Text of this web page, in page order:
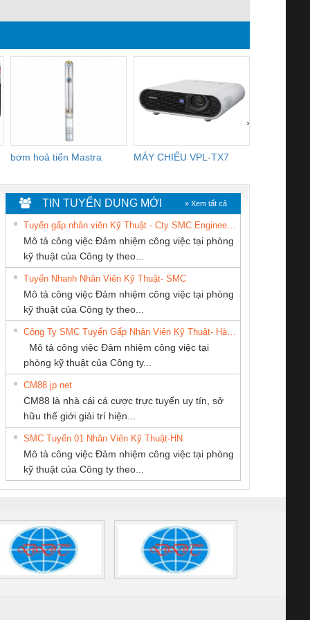
bơm hoả tiển Mastra MÁY CHIẾU VPL-TX7
›
Le An Toàn
Contact
– PSR-
SCP-
FSP/2X1/1X2
sát chuỗi
tấm pin
16I+
(2502520000)
Bộ giám sát chuỗi
tấm pin
TRANSCLINIC 16I+
1K5 L (2433950000)
Bộ giám sát dòng
TRANSCLINIC 16I+
(2008130000)
Bộ chỉnh lưu nguồn
điện TRANSCLINIC
BKE 1K5.4
(7791400879)2. Giá
Nẹp nhôm chống
trơn Đà Nẵng
Công ty TNHH
Thương Mại SX Ba
Miền
Công Ty TNHH
Thiết Bị Điện Nam
Quốc Thịnh
Tan Dong Cang
CÔNG TY CP TỰ
ĐỘNG TIẾN
HƯNG
THƯƠNG MẠI
THIÊN ÂN VIỆT
NAM
Ba Miền
TIN TUYỂN DỤNG MỚI » Xem tất cả
Mô tả công việc Đảm nhiệm công việc tại phòng
kỹ thuật của Công ty theo...
Tuyển Nhanh Nhân Viên Kỹ Thuật- SMC
Mô tả công việc Đảm nhiệm công việc tại phòng
kỹ thuật của Công ty theo...
Mô tả công việc Đảm nhiệm công việc tại
phòng kỹ thuật của Công ty...
CM88 jp net
CM88 là nhà cái cá cược trực tuyến uy tín, sở
hữu thế giới giải trí hiện...
SMC Tuyển 01 Nhân Viên Kỹ Thuật-HN
Mô tả công việc Đảm nhiệm công việc tại phòng
kỹ thuật của Công ty theo...